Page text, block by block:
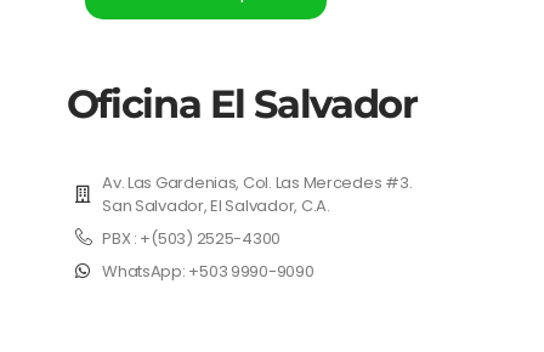
Oficina El Salvador
Av. Las Gardenias, Col. Las Mercedes #3.
San Salvador, El Salvador, C.A.
PBX : +(503) 2525-4300
WhatsApp: +503 9990-9090